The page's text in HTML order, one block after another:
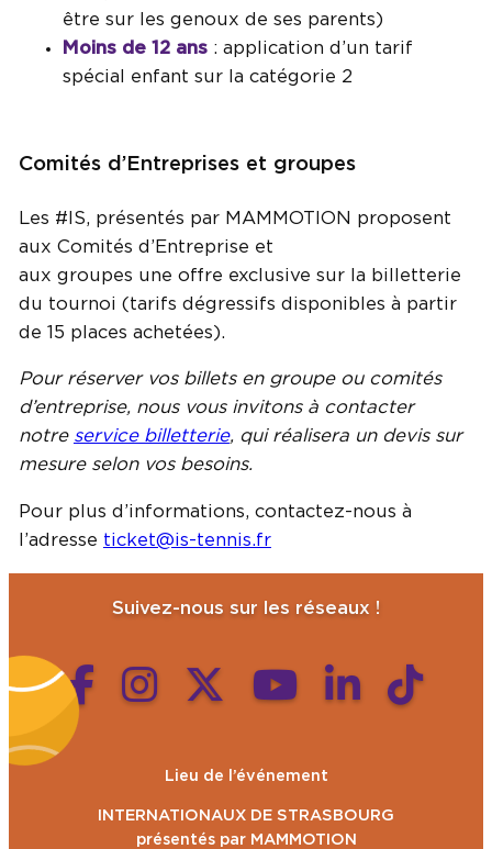
être sur les genoux de ses parents)
Moins de 12 ans: application d’un tarif
spécial enfant sur la catégorie 2
Comités d’Entreprises et groupes
Les #IS, présentés par MAMMOTION proposent
aux Comités d’Entreprise et
aux groupes une offre exclusive sur la billetterie
du tournoi (tarifs dégressifs disponibles à partir
de 15 places achetées).
Pour réserver vos billets en groupe ou comités
d’entreprise, nous vous invitons à contacter
notre service billetterie, qui réalisera un devis sur
mesure selon vos besoins.
Pour plus d’informations, contactez-nous à
l’adresse ticket@is-tennis.fr
Suivez-nous sur les réseaux !
Lieu de l’événement
INTERNATIONAUX DE STRASBOURG
présentés par MAMMOTION